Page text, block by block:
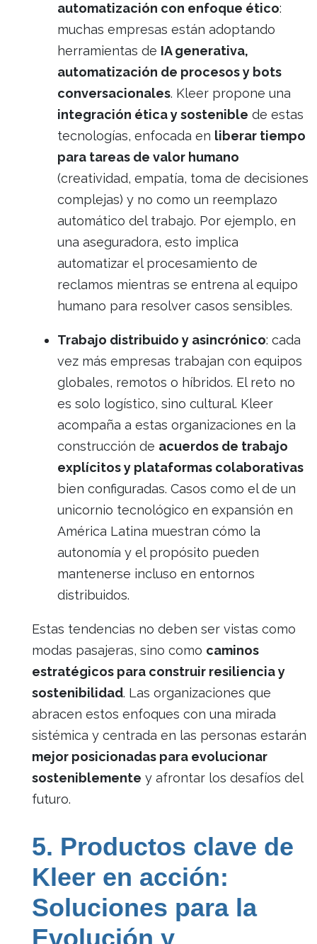
automatización con enfoque ético:
muchas empresas están adoptando
herramientas de IA generativa,
automatización de procesos y bots
conversacionales. Kleer propone una
integración ética y sostenible de estas
tecnologías, enfocada en liberar tiempo
para tareas de valor humano
(creatividad, empatía, toma de decisiones
complejas) y no como un reemplazo
automático del trabajo. Por ejemplo, en
una aseguradora, esto implica
automatizar el procesamiento de
reclamos mientras se entrena al equipo
humano para resolver casos sensibles.
Trabajo distribuido y asincrónico: cada
vez más empresas trabajan con equipos
globales, remotos o híbridos. El reto no
es solo logístico, sino cultural. Kleer
acompaña a estas organizaciones en la
construcción de acuerdos de trabajo
explícitos y plataformas colaborativas
bien configuradas. Casos como el de un
unicornio tecnológico en expansión en
América Latina muestran cómo la
autonomía y el propósito pueden
mantenerse incluso en entornos
distribuidos.
Estas tendencias no deben ser vistas como
modas pasajeras, sino como caminos
estratégicos para construir resiliencia y
sostenibilidad. Las organizaciones que
abracen estos enfoques con una mirada
sistémica y centrada en las personas estarán
mejor posicionadas para evolucionar
sosteniblemente y afrontar los desafíos del
futuro.
5. Productos clave de
Kleer en acción:
Soluciones para la